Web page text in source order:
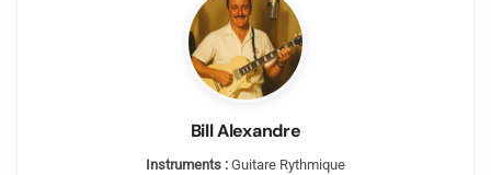
Bill Alexandre
Instruments : Guitare Rythmique